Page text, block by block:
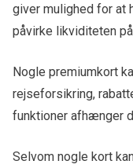
giver mulighed for at
påvirke likviditeten
Nogle premiumkort
rejseforsikring,
funktioner afhænger
Selvom nogle kort